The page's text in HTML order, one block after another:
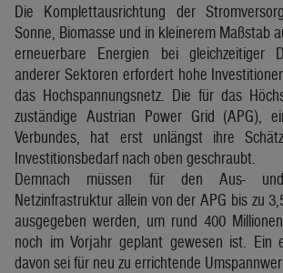
Die Komplettausrichtung der
Sonne, Biomasse und in kleinerem Maßstab
erneuerbare Energien bei gleichzeitiger
anderer Sektoren erfordert hohe
das Hochspannungsnetz. Die für das
zuständige Austrian Power Grid (APG),
Verbundes, hat erst unlängst ihre
Investitionsbedarf nach oben geschraubt.
Demnach müssen für den Aus-
Netzinfrastruktur allein von der APG bis zu
ausgegeben werden, um rund 400
noch im Vorjahr geplant gewesen ist. Ein
davon sei für neu zu errichtende